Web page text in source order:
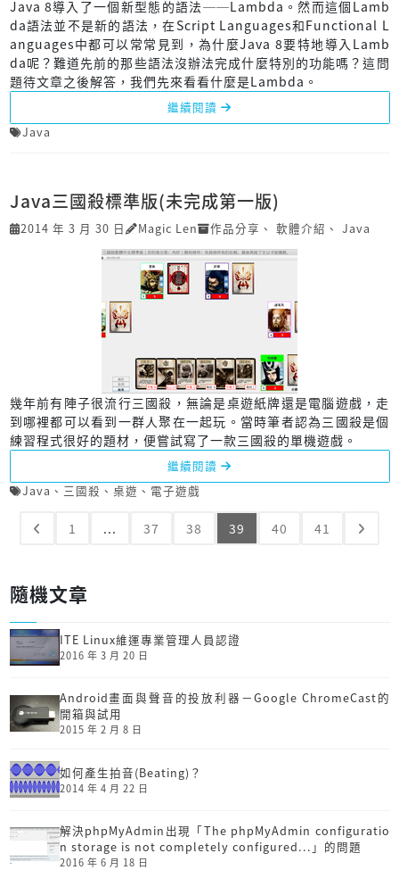
Java 8導入了一個新型態的語法──Lambda。然而這個Lamb
da語法並不是新的語法，在Script Languages和Functional L
anguages中都可以常常見到，為什麼Java 8要特地導入Lamb
da呢？難道先前的那些語法沒辦法完成什麼特別的功能嗎？這問
題待文章之後解答，我們先來看看什麼是Lambda。
繼續閱讀
Java
Java三國殺標準版(未完成第一版)
2014 年 3 月 30 日 Magic Len 作品分享 、 軟體介紹 、 Java
幾年前有陣子很流行三國殺，無論是桌遊紙牌還是電腦遊戲，走
到哪裡都可以看到一群人聚在一起玩。當時筆者認為三國殺是個
練習程式很好的題材，便嘗試寫了一款三國殺的單機遊戲。
繼續閱讀
Java 、 三國殺 、 桌遊 、 電子遊戲
1 ... 37 38 39 40 41
隨機文章
ITE Linux維運專業管理人員認證
2016 年 3 月 20 日
Android畫面與聲音的投放利器－Google ChromeCast的
開箱與試用
2015 年 2 月 8 日
如何產生拍音(Beating)？
2014 年 4 月 22 日
解決phpMyAdmin出現「The phpMyAdmin configuratio
n storage is not completely configured...」的問題
2016 年 6 月 18 日